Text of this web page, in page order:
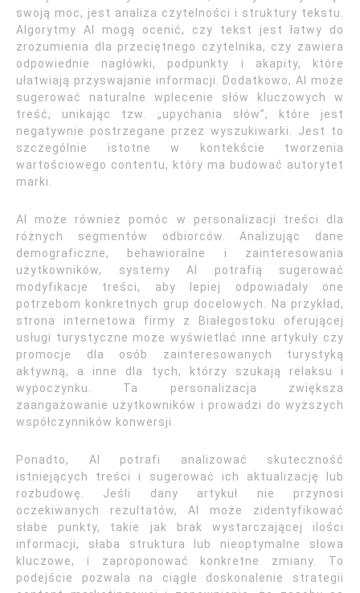
swoją moc, jest analiza czytelności i struktury tekstu.
Algorytmy AI mogą ocenić, czy tekst jest łatwy do
zrozumienia dla przeciętnego czytelnika, czy zawiera
odpowiednie nagłówki, podpunkty i akapity, które
ułatwiają przyswajanie informacji. Dodatkowo, AI może
sugerować naturalne wplecenie słów kluczowych w
treść, unikając tzw. „upychania słów”, które jest
negatywnie postrzegane przez wyszukiwarki. Jest to
szczególnie istotne w kontekście tworzenia
wartościowego contentu, który ma budować autorytet
marki.
AI może również pomóc w personalizacji treści dla
różnych segmentów odbiorców. Analizując dane
demograficzne, behawioralne i zainteresowania
użytkowników, systemy AI potrafią sugerować
modyfikacje treści, aby lepiej odpowiadały one
potrzebom konkretnych grup docelowych. Na przykład,
strona internetowa firmy z Białegostoku oferującej
usługi turystyczne może wyświetlać inne artykuły czy
promocje dla osób zainteresowanych turystyką
aktywną, a inne dla tych, którzy szukają relaksu i
wypoczynku. Ta personalizacja zwiększa
zaangażowanie użytkowników i prowadzi do wyższych
współczynników konwersji.
Ponadto, AI potrafi analizować skuteczność
istniejących treści i sugerować ich aktualizację lub
rozbudowę. Jeśli dany artykuł nie przynosi
oczekiwanych rezultatów, AI może zidentyfikować
słabe punkty, takie jak brak wystarczającej ilości
informacji, słaba struktura lub nieoptymalne słowa
kluczowe, i zaproponować konkretne zmiany. To
podejście pozwala na ciągłe doskonalenie strategii